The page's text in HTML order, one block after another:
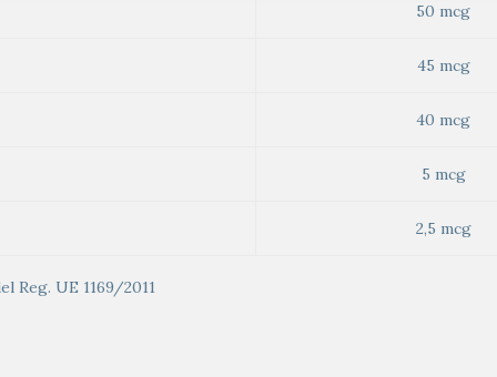
50 mcg
45 mcg
40 mcg
5 mcg
2,5 mcg
UE 1169/2011